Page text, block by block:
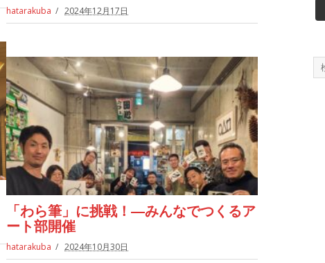
hatarakuba 2024年12月17日
「わら筆」に挑戦！―みんなでつくるア
ート部開催
hatarakuba 2024年10月30日